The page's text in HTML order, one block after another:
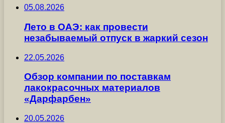
05.08.2026
Лето в ОАЭ: как провести
незабываемый отпуск в жаркий сезон
22.05.2026
Обзор компании по поставкам
лакокрасочных материалов
«Дарфарбен»
20.05.2026